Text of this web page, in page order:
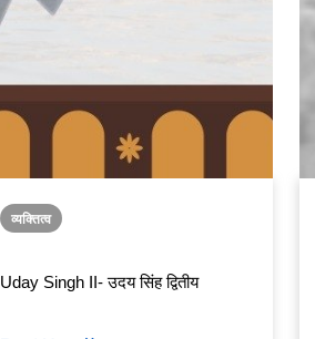
व्यक्तित्व
Uday Singh II- उदय सिंह द्वितीय